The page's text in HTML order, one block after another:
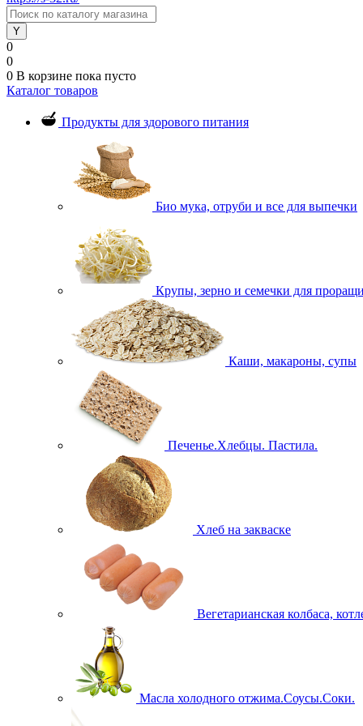
0
0
0 В корзине пока пусто
Каталог товаров
Продукты для здорового питания
Био мука, отруби и все для выпечки
Крупы, зерно и семечки для
Каши, макароны, супы
Печенье.Хлебцы. Пастила.
Хлеб на закваске
Вегетарианская колбаса,
Масла холодного отжима.Соусы.Соки.